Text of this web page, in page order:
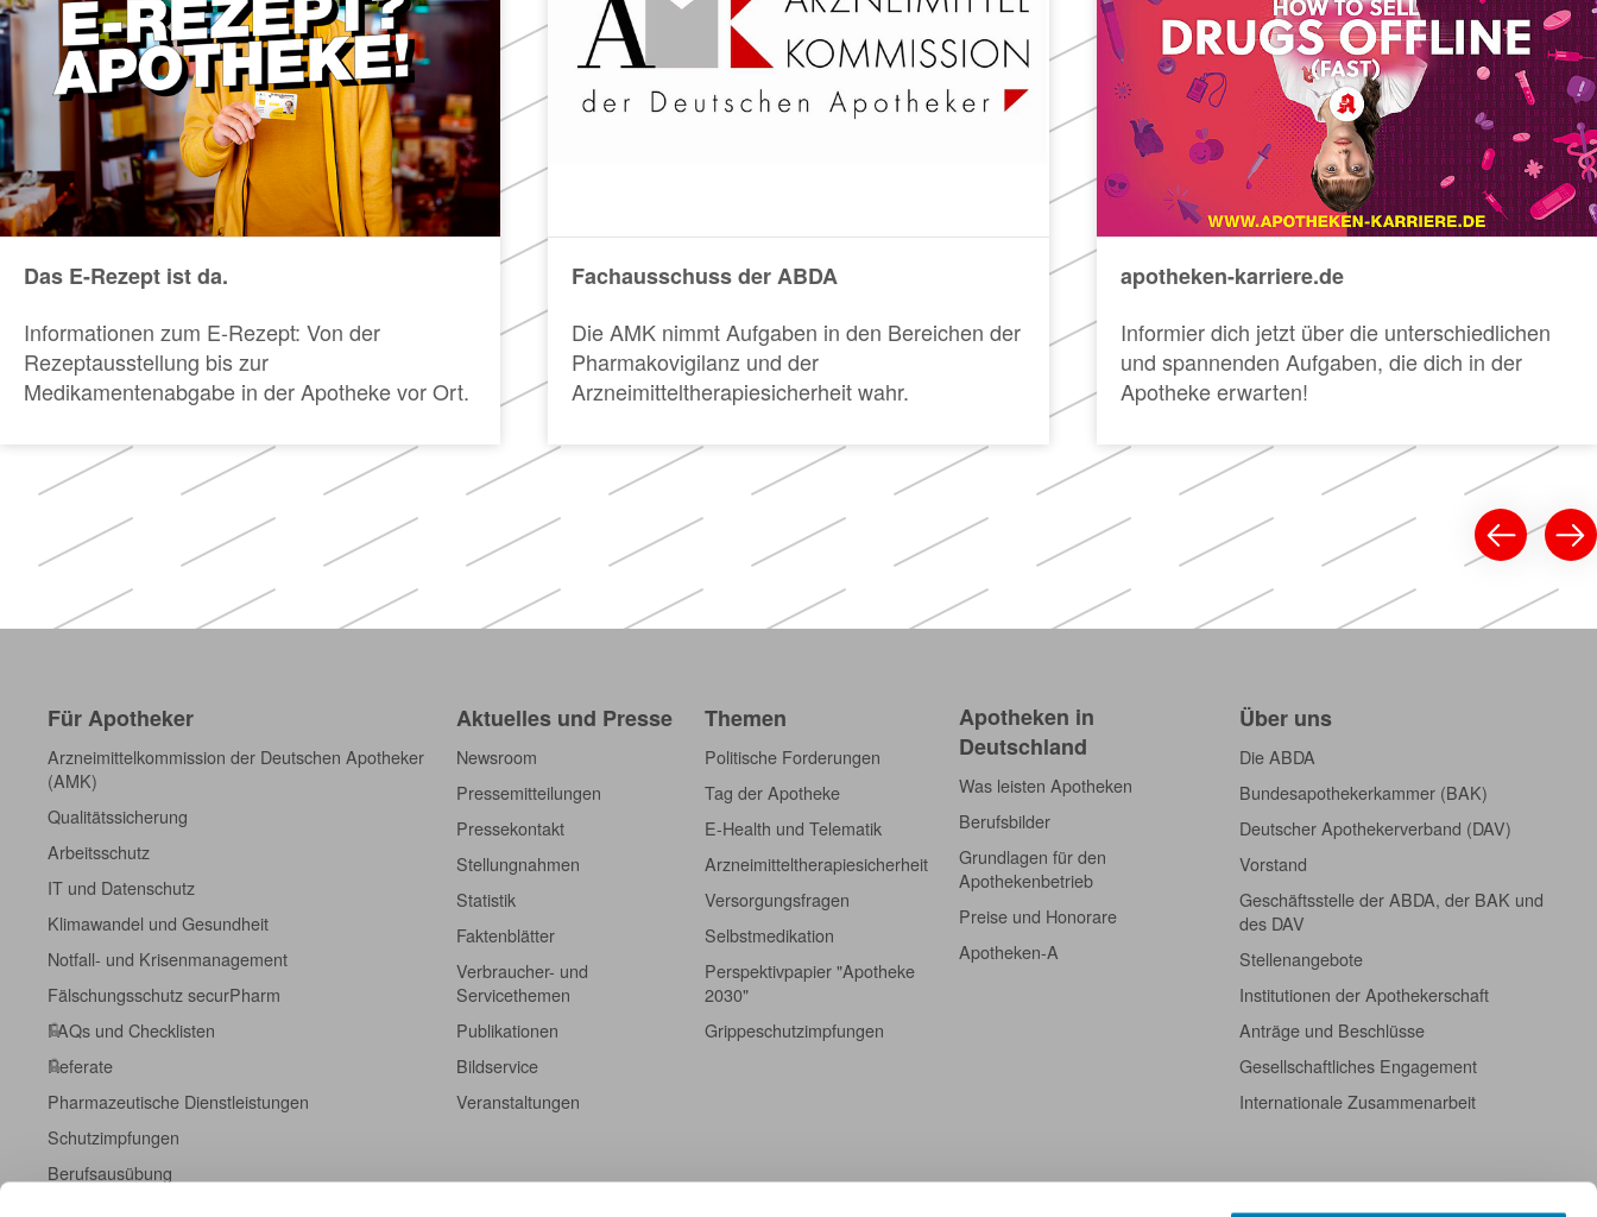
Das E-Rezept ist da.
Informationen zum E-Rezept: Von der
Rezeptausstellung bis zur
Medikamentenabgabe in der Apotheke vor Ort.
Fachausschuss der ABDA
Die AMK nimmt Aufgaben in den Bereichen der
Pharmakovigilanz und der
Arzneimitteltherapiesicherheit wahr.
apotheken-karriere.de
Informier dich jetzt über die unterschiedlichen
und spannenden Aufgaben, die dich in der
Apotheke erwarten!
Für Apotheker
Arzneimittelkommission der Deutschen Apotheker
(AMK)
Qualitätssicherung
Arbeitsschutz
IT und Datenschutz
Klimawandel und Gesundheit
Notfall- und Krisenmanagement
Fälschungsschutz securPharm
FAQs und Checklisten
Referate
Pharmazeutische Dienstleistungen
Schutzimpfungen
Berufsausübung
Aktuelles und Presse
Newsroom
Pressemitteilungen
Pressekontakt
Stellungnahmen
Statistik
Faktenblätter
Verbraucher- und
Servicethemen
Publikationen
Bildservice
Veranstaltungen
Themen
Politische Forderungen
Tag der Apotheke
E-Health und Telematik
Arzneimitteltherapiesicherheit
Versorgungsfragen
Selbstmedikation
Perspektivpapier "Apotheke
2030"
Grippeschutzimpfungen
Apotheken in
Deutschland
Was leisten Apotheken
Berufsbilder
Grundlagen für den
Apothekenbetrieb
Preise und Honorare
Apotheken-A
Über uns
Die ABDA
Bundesapothekerkammer (BAK)
Deutscher Apothekerverband (DAV)
Vorstand
Geschäftsstelle der ABDA, der BAK und
des DAV
Stellenangebote
Institutionen der Apothekerschaft
Anträge und Beschlüsse
Gesellschaftliches Engagement
Internationale Zusammenarbeit